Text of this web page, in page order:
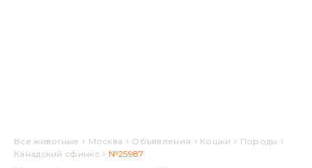
Все животные › Москва › Объявления › Кошки › Породы ›
Канадский сфинкс › №25987